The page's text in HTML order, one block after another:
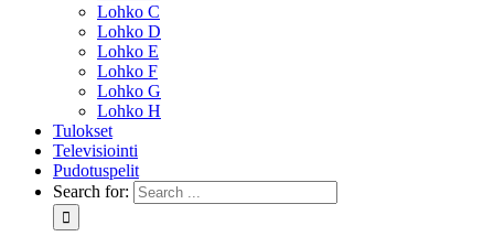
Lohko C
Lohko D
Lohko E
Lohko F
Lohko G
Lohko H
Tulokset
Televisiointi
Pudotuspelit
Search for: